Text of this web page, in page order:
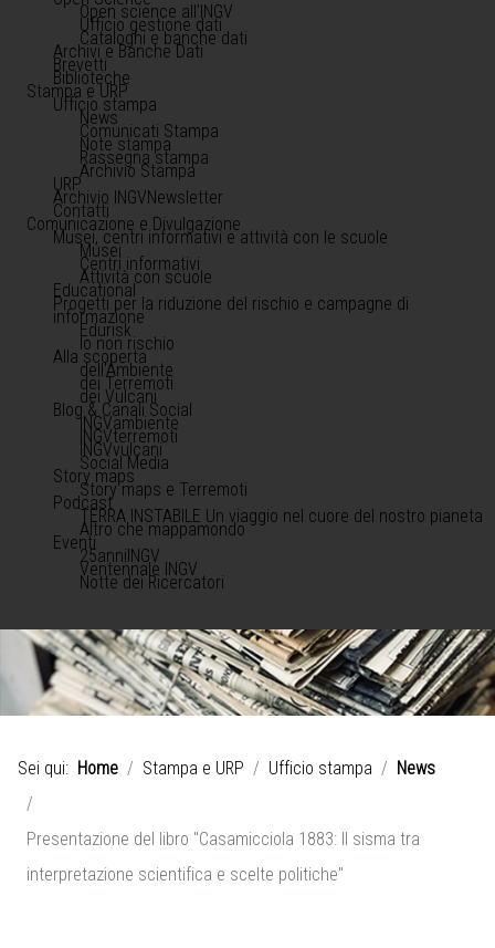
Open science all'INGV
Ufficio gestione dati
Cataloghi e banche dati
Archivi e Banche Dati
Brevetti
Biblioteche
Stampa e URP
Ufficio stampa
News
Comunicati Stampa
Note stampa
Rassegna stampa
Archivio Stampa
URP
Archivio INGVNewsletter
Contatti
Comunicazione e Divulgazione
Musei, centri informativi e attività con le scuole
Musei
Centri informativi
Attività con scuole
Educational
Progetti per la riduzione del rischio e campagne di
informazione
Edurisk
Io non rischio
Alla scoperta
dell'Ambiente
dei Terremoti
dei Vulcani
Blog & Canali Social
INGVambiente
INGVterremoti
INGVvulcani
Social Media
Story maps
Story maps e Terremoti
Podcast
TERRA INSTABILE Un viaggio nel cuore del nostro pianeta
Altro che mappamondo
Eventi
25anniINGV
Ventennale INGV
Notte dei Ricercatori
Sei qui: Home Stampa e URP Ufficio stampa News
Presentazione del libro "Casamicciola 1883: Il sisma tra
interpretazione scientifica e scelte politiche"